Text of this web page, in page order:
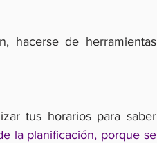
hacerse de herramientas
tus horarios para saber
la planificación, porque se